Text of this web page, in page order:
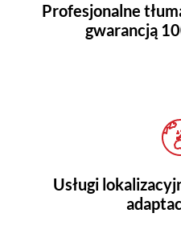
Profesjonalne
gwarancją
Usługi